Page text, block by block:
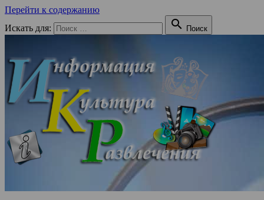
Перейти к содержанию
Искать для:
 Поиск